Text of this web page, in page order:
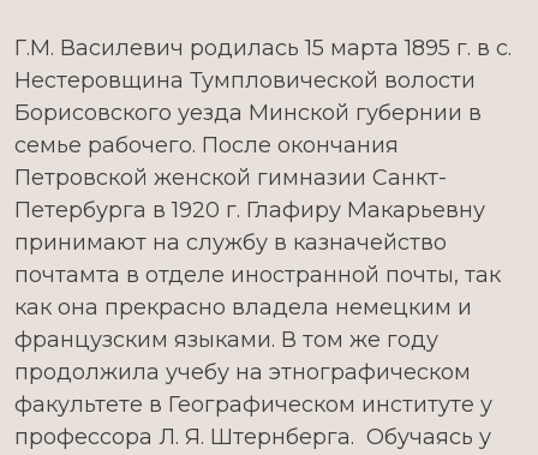
Г.М. Василевич родилась 15 марта 1895 г. в с.
Нестеровщина Тумпловической волости
Борисовского уезда Минской губернии в
семье рабочего. После окончания
Петровской женской гимназии Санкт-
Петербурга в 1920 г. Глафиру Макарьевну
принимают на службу в казначейство
почтамта в отделе иностранной почты, так
как она прекрасно владела немецким и
французским языками. В том же году
продолжила учебу на этнографическом
факультете в Географическом институте у
профессора Л. Я. Штернберга. Обучаясь у